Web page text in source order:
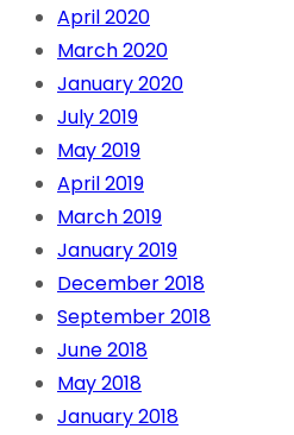
April 2020
March 2020
January 2020
July 2019
May 2019
April 2019
March 2019
January 2019
December 2018
September 2018
June 2018
May 2018
January 2018